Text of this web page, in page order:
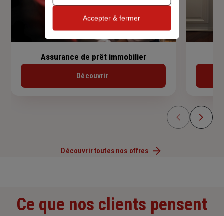
Assurance de prêt immobilier
Découvrir
Découvrir toutes nos offres
Ce que nos clients pensent
Accepter & fermer